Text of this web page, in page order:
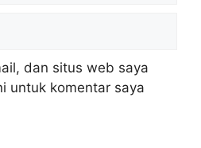
dan situs web saya
untuk komentar saya